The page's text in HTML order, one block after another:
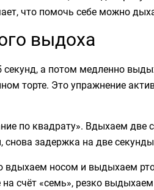
что помочь себе можно
выдоха
а потом медленно
торте. Это упражнение
по квадрату». Вдыхаем
задержка на две
вдыхаем носом и выдыхаем
счёт «семь», резко